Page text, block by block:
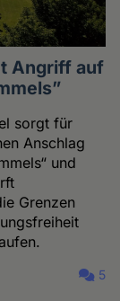
Angriff auf
sorgt für
Anschlag
und
Grenzen
5